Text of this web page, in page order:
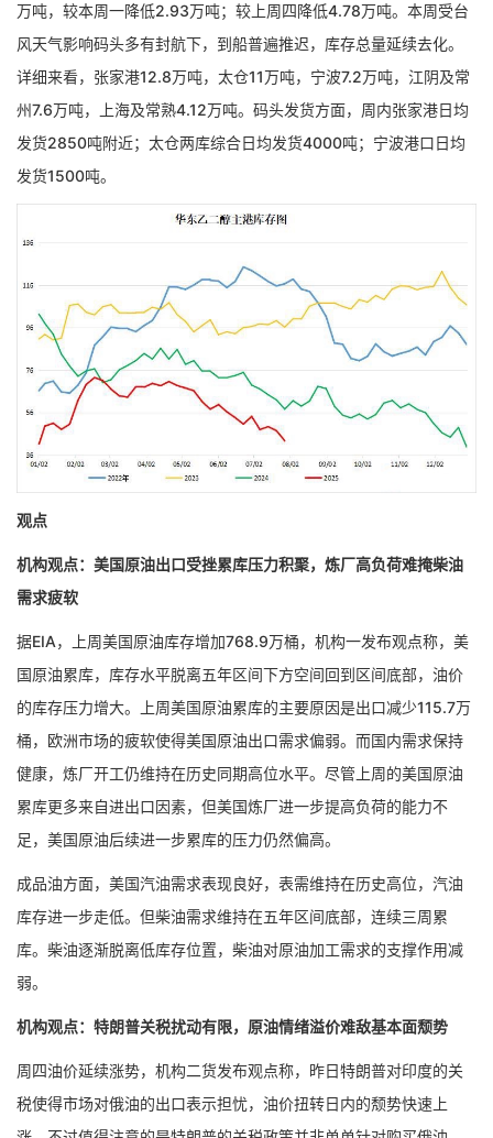
万吨，较本周一降低2.93万吨；较上周四降低4.78万吨。本周受台
风天气影响码头多有封航下，到船普遍推迟，库存总量延续去化。
详细来看，张家港12.8万吨，太仓11万吨，宁波7.2万吨，江阴及常
州7.6万吨，上海及常熟4.12万吨。码头发货方面，周内张家港日均
发货2850吨附近；太仓两库综合日均发货4000吨；宁波港口日均
发货1500吨。
观点
机构观点：美国原油出口受挫累库压力积聚，炼厂高负荷难掩柴油
需求疲软
据EIA，上周美国原油库存增加768.9万桶，机构一发布观点称，美
国原油累库，库存水平脱离五年区间下方空间回到区间底部，油价
的库存压力增大。上周美国原油累库的主要原因是出口减少115.7万
桶，欧洲市场的疲软使得美国原油出口需求偏弱。而国内需求保持
健康，炼厂开工仍维持在历史同期高位水平。尽管上周的美国原油
累库更多来自进出口因素，但美国炼厂进一步提高负荷的能力不
足，美国原油后续进一步累库的压力仍然偏高。
成品油方面，美国汽油需求表现良好，表需维持在历史高位，汽油
库存进一步走低。但柴油需求维持在五年区间底部，连续三周累
库。柴油逐渐脱离低库存位置，柴油对原油加工需求的支撑作用减
弱。
机构观点：特朗普关税扰动有限，原油情绪溢价难敌基本面颓势
周四油价延续涨势，机构二货发布观点称，昨日特朗普对印度的关
税使得市场对俄油的出口表示担忧，油价扭转日内的颓势快速上